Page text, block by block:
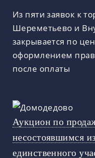
Из пяти заявок к
Шереметьево и
закрывается по
оформлением
после оплаты
Аукцион по
несостоявшимся
единственного